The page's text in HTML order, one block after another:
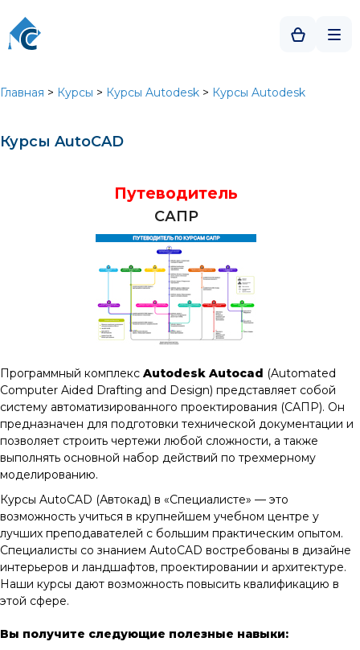
Главная > Курсы > Курсы Autodesk > Курсы Autodesk
Курсы AutoCAD
Путеводитель
САПР
Программный комплекс Autodesk Autocad (Automated
Computer Aided Drafting and Design) представляет собой
систему автоматизированного проектирования (САПР). Он
предназначен для подготовки технической документации и
позволяет строить чертежи любой сложности, а также
выполнять основной набор действий по трехмерному
моделированию.
Курсы AutoCAD (Автокад) в «Специалисте» — это
возможность учиться в крупнейшем учебном центре у
лучших преподавателей с большим практическим опытом.
Специалисты со знанием AutoCAD востребованы в дизайне
интерьеров и ландшафтов, проектировании и архитектуре.
Наши курсы дают возможность повысить квалификацию в
этой сфере.
Вы получите следующие полезные навыки: